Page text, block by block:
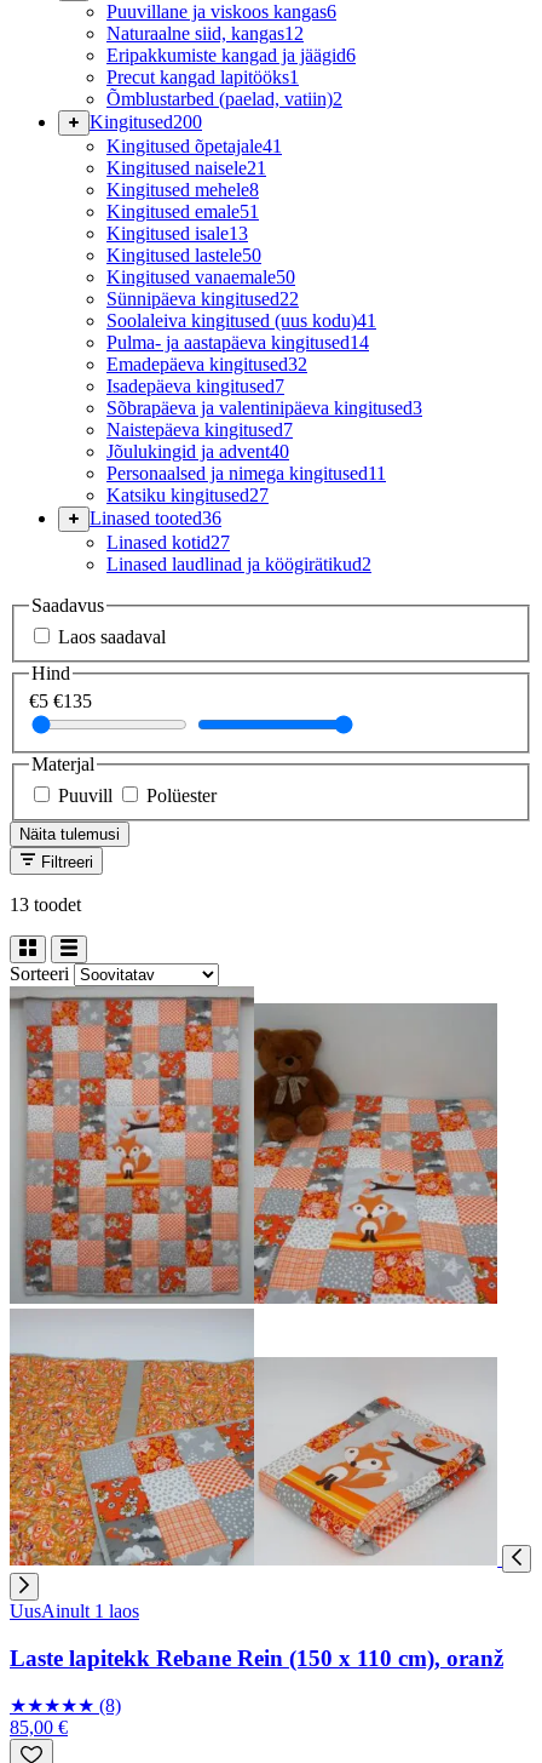
Puuvillane ja viskoos kangas6
Naturaalne siid, kangas12
Eripakkumiste kangad ja jäägid6
Precut kangad lapitööks1
Õmblustarbed (paelad, vatiin)2
Kingitused200
Kingitused õpetajale41
Kingitused naisele21
Kingitused mehele8
Kingitused emale51
Kingitused isale13
Kingitused lastele50
Kingitused vanaemale50
Sünnipäeva kingitused22
Soolaleiva kingitused (uus kodu)41
Pulma- ja aastapäeva kingitused14
Emadepäeva kingitused32
Isadepäeva kingitused7
Sõbrapäeva ja valentinipäeva kingitused3
Naistepäeva kingitused7
Jõulukingid ja advent40
Personaalsed ja nimega kingitused11
Katsiku kingitused27
Linased tooted36
Linased kotid27
Linased laudlinad ja köögirätikud2
Saadavus
Laos saadaval
Hind
€5 €135
Materjal
Puuvill
Polüester
Näita tulemusi
Filtreeri
13 toodet
Sorteeri
UusAinult 1 laos
Laste lapitekk Rebane Rein (150 x 110 cm), oranž
★★★★★ (8)
85,00 €